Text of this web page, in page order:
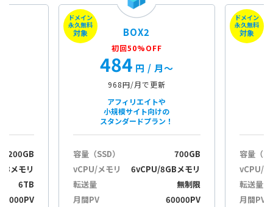
t
i
o
n
200GB
メモリ
6TB
ドメイン
永久無料
対象 BOX2
初回50%OFF
484 円 / 月〜
968円/月で更新
アフィリエイトや
小規模サイト向けの
スタンダードプラン！
容量（SSD）
700GB
vCPU/メモリ
6vCPU/8GBメモリ
転送量
無制限
月間PV
60000PV
ドメイン
永久無料
対象
容量（
vCPU/
転送量
月間PV